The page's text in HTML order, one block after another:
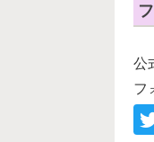
公
フ